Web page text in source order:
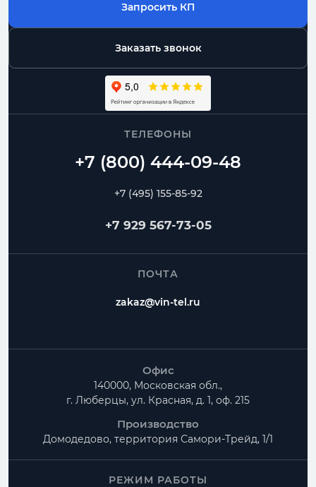
Запросить КП
Заказать звонок
ТЕЛЕФОНЫ
+7 (495) 155-85-92
+7 929 567-73-05
ПОЧТА
zakaz@vin-tel.ru
Офис
140000, Московская обл.,
г. Люберцы, ул. Красная, д. 1, оф. 215
Производство
Домодедово, территория Самори-Трейд, 1/1
РЕЖИМ РАБОТЫ